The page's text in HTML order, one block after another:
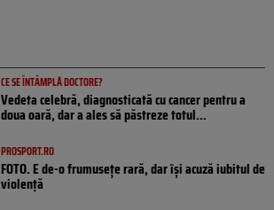
CE SE ÎNTÂMPLĂ DOCTORE?
Vedeta celebră, diagnosticată cu cancer pentru a
doua oară, dar a ales să păstreze totul...
PROSPORT.RO
FOTO. E de-o frumusețe rară, dar își acuză iubitul de
violență